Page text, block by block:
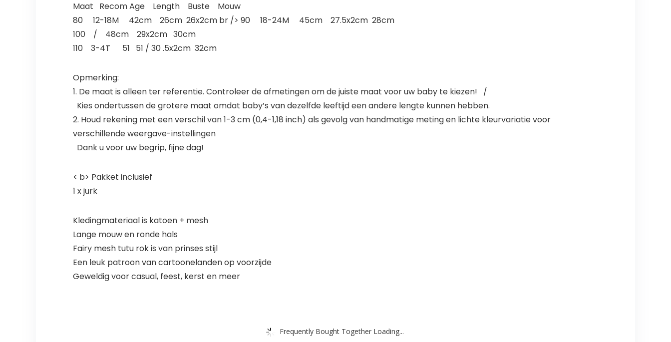
Maat Recom Age Length Buste Mouw
80 12-18M 42cm 26cm 26x2cm br /> 90 18-24M 45cm 27.5x2cm 28cm
100 / 48cm 29x2cm 30cm
110 3-4T 51 51 / 30 .5x2cm 32cm
Opmerking:
1. De maat is alleen ter referentie. Controleer de afmetingen om de juiste maat voor uw baby te kiezen! /
Kies ondertussen de grotere maat omdat baby’s van dezelfde leeftijd een andere lengte kunnen hebben.
2. Houd rekening met een verschil van 1-3 cm (0,4-1,18 inch) als gevolg van handmatige meting en lichte kleurvariatie voor
verschillende weergave-instellingen
Dank u voor uw begrip, fijne dag!
< b> Pakket inclusief
1 x jurk
Kledingmateriaal is katoen + mesh
Lange mouw en ronde hals
Fairy mesh tutu rok is van prinses stijl
Een leuk patroon van cartoonelanden op voorzijde
Geweldig voor casual, feest, kerst en meer
Frequently Bought Together Loading...